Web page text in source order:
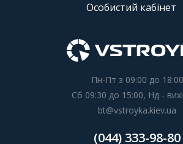
Особистий кабінет
Пн-Пт з 09:00 до 18:00
Сб 09:30 до 15:00, Нд -
bt@vstroyka.kiev.ua
(044) 333-98-80